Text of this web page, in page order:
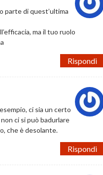
parte di quest’ultima
ma il tuo ruolo
Rispondi
ci sia un certo
ci si può badurlare
che è desolante.
Rispondi